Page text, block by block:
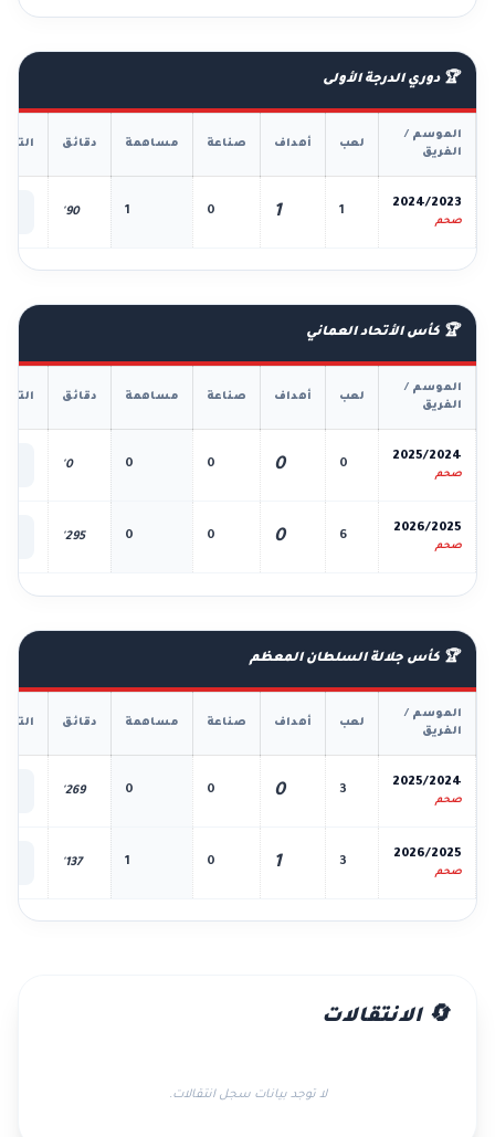
🏆 دوري الدرجة الأولى
الموسم /
الفريق
لعب أهداف صناعة مساهمة دقائق
2024/2023
صحم
1
1
0
1
90'
🏆 كأس الأتحاد العماني
الموسم /
الفريق
لعب أهداف صناعة مساهمة دقائق
2025/2024
صحم
0
0
0
0
0'
2026/2025
صحم
6
0
0
0
295'
🏆 كأس جلالة السلطان المعظم
الموسم /
الفريق
لعب أهداف صناعة مساهمة دقائق
2025/2024
صحم
3
0
0
0
269'
2026/2025
صحم
3
1
0
1
137'
🔄 الانتقالات
لا توجد بيانات سجل انتقالات.